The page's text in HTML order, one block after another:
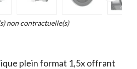
non contractuelle(s)
plein format 1,5x offrant